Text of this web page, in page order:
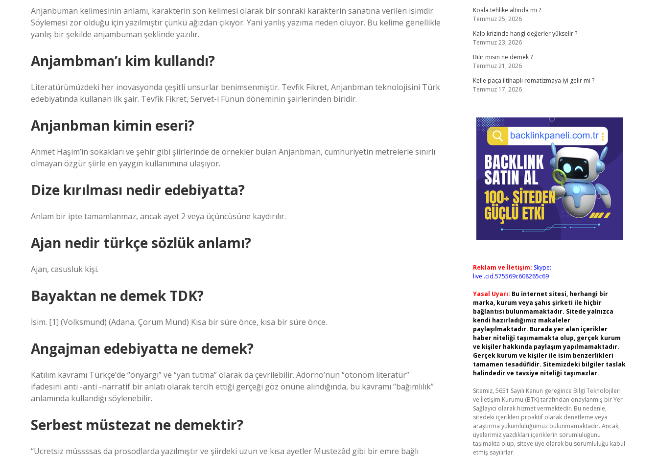
Anjanbuman kelimesinin anlamı, karakterin son kelimesi olarak bir sonraki karakterin sanatına verilen isimdir.
Söylemesi zor olduğu için yazılmıştır çünkü ağızdan çıkıyor. Yani yanlış yazıma neden oluyor. Bu kelime genellikle
yanlış bir şekilde anjambuman şeklinde yazılır.
Anjambman’ı kim kullandı?
Literatürümüzdeki her inovasyonda çeşitli unsurlar benimsenmiştir. Tevfik Fikret, Anjanbman teknolojisini Türk
edebiyatında kullanan ilk şair. Tevfik Fikret, Servet-i Fünun döneminin şairlerinden biridir.
Anjanbman kimin eseri?
Ahmet Haşim’in sokakları ve şehir gibi şiirlerinde de örnekler bulan Anjanbman, cumhuriyetin metrelerle sınırlı
olmayan özgür şiirle en yaygın kullanımına ulaşıyor.
Dize kırılması nedir edebiyatta?
Anlam bir ipte tamamlanmaz, ancak ayet 2 veya üçüncüsüne kaydırılır.
Ajan nedir türkçe sözlük anlamı?
Ajan, casusluk kişi.
Bayaktan ne demek TDK?
İsim. [1] (Volksmund) (Adana, Çorum Mund) Kısa bir süre önce, kısa bir süre önce.
Angajman edebiyatta ne demek?
Katılım kavramı Türkçe’de “önyargı” ve “yan tutma” olarak da çevrilebilir. Adorno’nun “otonom literatür”
ifadesini anti -anti -narratif bir anlatı olarak tercih ettiği gerçeği göz önüne alındığında, bu kavramı “bağımlılık”
anlamında kullandığı söylenebilir.
Serbest müstezat ne demektir?
“Ücretsiz müssssas da prosodlarda yazılmıştır ve şiirdeki uzun ve kısa ayetler Mustezâd gibi bir emre bağlı
Koala tehlike altında mı ?
Temmuz 25, 2026
Kalp krizinde hangi değerler yükselir ?
Temmuz 23, 2026
Bilir misin ne demek ?
Temmuz 21, 2026
Kelle paça iltihaplı romatizmaya iyi gelir mi ?
Temmuz 17, 2026
Reklam ve İletişim: Skype:
live:.cid.575569c608265c69
Yasal Uyarı: Bu internet sitesi, herhangi bir
marka, kurum veya şahıs şirketi ile hiçbir
bağlantısı bulunmamaktadır. Sitede yalnızca
kendi hazırladığımız makaleler
paylaşılmaktadır. Burada yer alan içerikler
haber niteliği taşımamakta olup, gerçek kurum
ve kişiler hakkında paylaşım yapılmamaktadır.
Gerçek kurum ve kişiler ile isim benzerlikleri
tamamen tesadüfidir. Sitemizdeki bilgiler taslak
halindedir ve tavsiye niteliği taşımazlar.
Sitemiz, 5651 Sayılı Kanun gereğince Bilgi Teknolojileri
ve İletişim Kurumu (BTK) tarafından onaylanmış bir Yer
Sağlayıcı olarak hizmet vermektedir. Bu nedenle,
sitedeki içerikleri proaktif olarak denetleme veya
araştırma yükümlülüğümüz bulunmamaktadır. Ancak,
üyelerimiz yazdıkları içeriklerin sorumluluğunu
taşımakta olup, siteye üye olarak bu sorumluluğu kabul
etmiş sayılırlar.